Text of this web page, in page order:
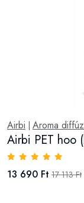
Airbi Aroma
Airbi PET hoo
13 690 Ft 17 113 Ft